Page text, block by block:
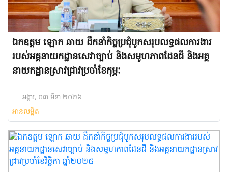
ឯកឧត្តម ឡោក ឆាយ ដឹកនាំកិច្ចប្រជុំបូកសរុបលទ្ធផលការងារ
របស់អគ្គនាយកដ្ឋានសេវាច្បាប់ និងសមូហភាពដែនដី និងអគ្គ
នាយកដ្ឋានស្រាវជ្រាវប្រចាំខែកុម្ភៈ
អង្គារ, ០៣ មីនា ២០២៦
អានលម្អិត